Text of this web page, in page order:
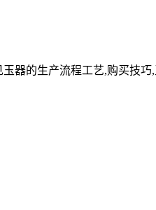
器的生产流程工艺,购买技